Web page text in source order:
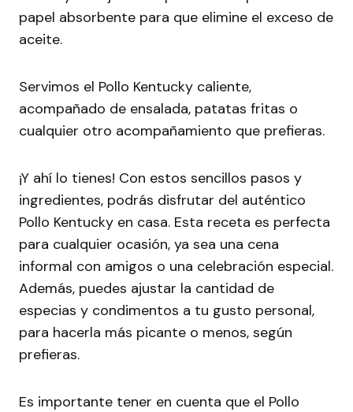
papel absorbente para que elimine el exceso de
aceite.
Servimos el Pollo Kentucky caliente,
acompañado de ensalada, patatas fritas o
cualquier otro acompañamiento que prefieras.
¡Y ahí lo tienes! Con estos sencillos pasos y
ingredientes, podrás disfrutar del auténtico
Pollo Kentucky en casa. Esta receta es perfecta
para cualquier ocasión, ya sea una cena
informal con amigos o una celebración especial.
Además, puedes ajustar la cantidad de
especias y condimentos a tu gusto personal,
para hacerla más picante o menos, según
prefieras.
Es importante tener en cuenta que el Pollo